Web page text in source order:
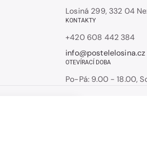
Losiná 299, 332 04
KONTAKTY
+420 608 442 384
info@postelelosina.cz
OTEVÍRACÍ DOBA
Po-Pá: 9.00 - 18.00,